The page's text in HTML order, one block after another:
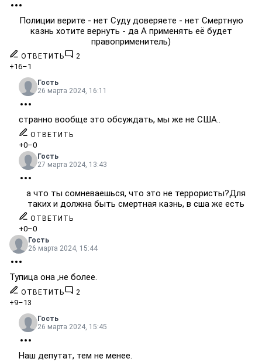
Полиции верите - нет Суду доверяете - нет Смертную
казнь хотите вернуть - да А применять её будет
правоприменитель)
ОТВЕТИТЬ 2
+16–1
Гость
26 марта 2024, 16:11
странно вообще это обсуждать, мы же не США..
ОТВЕТИТЬ
+0–0
Гость
27 марта 2024, 13:43
а что ты сомневаешься, что это не террористы?Для
таких и должна быть смертная казнь, в сша же есть
ОТВЕТИТЬ
+0–0
Гость
26 марта 2024, 15:44
Тупица она ,не более.
ОТВЕТИТЬ 2
+9–13
Гость
26 марта 2024, 15:45
Наш депутат, тем не менее.